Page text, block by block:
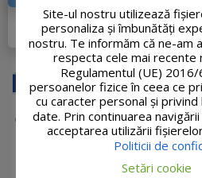
DETALII PROIECT
Site-ul nostru utilizează
personaliza și îmbunătăți
nostru. Te informăm că ne-am
respecta cele mai recente
Regulamentul (UE)
persoanelor fizice în ceea ce
cu caracter personal și
date. Prin continuarea
acceptarea utilizării
Politicii de
Setări cookie